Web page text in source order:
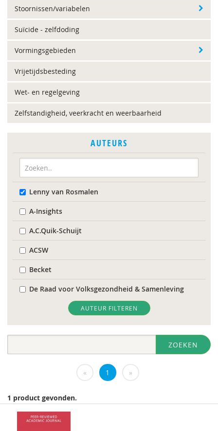
Stoornissen/variabelen
Suïcide - zelfdoding
Vormingsgebieden
Vrijetijdsbesteding
Wet- en regelgeving
Zelfstandigheid, veerkracht en weerbaarheid
AUTEURS
Lenny van Rosmalen
A-Insights
A.C.Quik-Schuijt
ACSW
Becket
De Raad voor Volksgezondheid & Samenleving
diversen
Evelyne Offerman
Inspectie van het Onderwijs
J.Zevalkink
AUTEUR FILTEREN
ZOEKEN
« 1 »
1 product gevonden.